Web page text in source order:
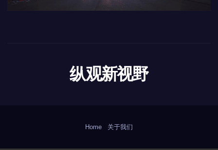
纵观新视野
Home 关于我们